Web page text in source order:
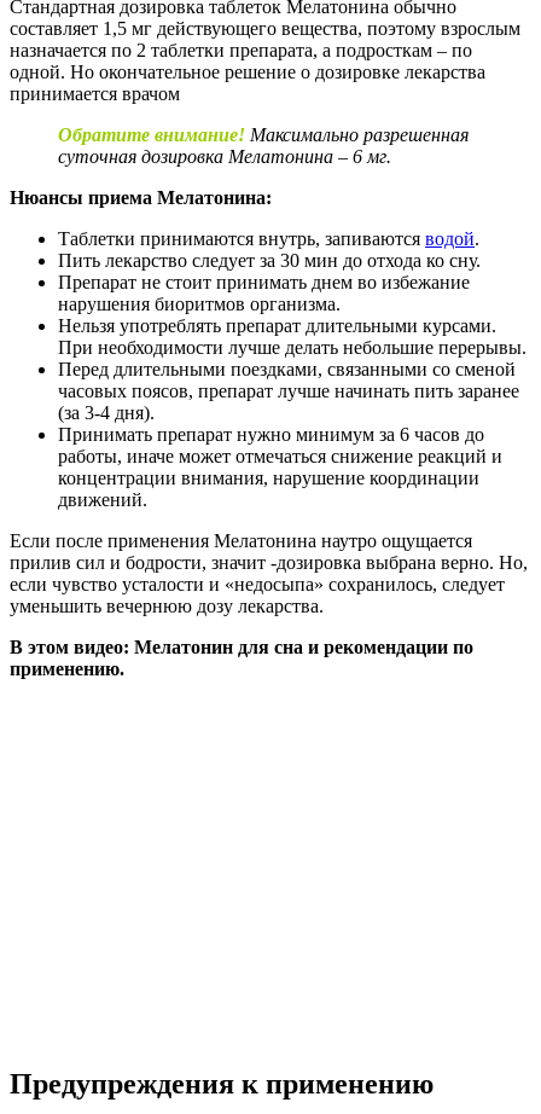
Стандартная дозировка таблеток Мелатонина обычно
составляет 1,5 мг действующего вещества, поэтому взрослым
назначается по 2 таблетки препарата, а подросткам – по
одной. Но окончательное решение о дозировке лекарства
принимается врачом
Обратите внимание! Максимально разрешенная
суточная дозировка Мелатонина – 6 мг.
Нюансы приема Мелатонина:
Таблетки принимаются внутрь, запиваются водой.
Пить лекарство следует за 30 мин до отхода ко сну.
Препарат не стоит принимать днем во избежание
нарушения биоритмов организма.
Нельзя употреблять препарат длительными курсами.
При необходимости лучше делать небольшие перерывы.
Перед длительными поездками, связанными со сменой
часовых поясов, препарат лучше начинать пить заранее
(за 3-4 дня).
Принимать препарат нужно минимум за 6 часов до
работы, иначе может отмечаться снижение реакций и
концентрации внимания, нарушение координации
движений.
Если после применения Мелатонина наутро ощущается
прилив сил и бодрости, значит -дозировка выбрана верно. Но,
если чувство усталости и «недосыпа» сохранилось, следует
уменьшить вечернюю дозу лекарства.
В этом видео: Мелатонин для сна и рекомендации по
применению.
Предупреждения к применению